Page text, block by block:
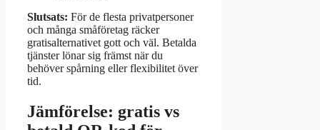
Slutsats: För de flesta privatpersoner
och många småföretag räcker
gratisalternativet gott och väl. Betalda
tjänster lönar sig främst när du
behöver spårning eller flexibilitet över
tid.
Jämförelse: gratis vs